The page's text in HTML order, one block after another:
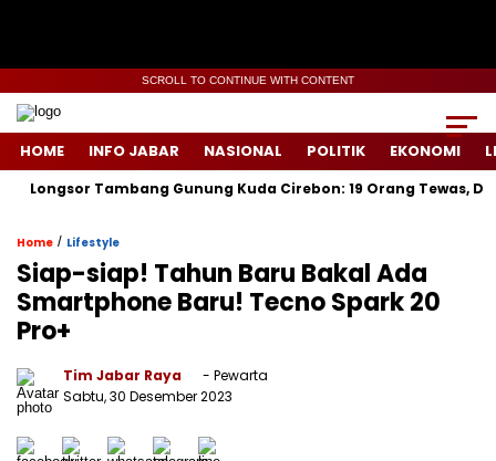
SCROLL TO CONTINUE WITH CONTENT
HOME INFO JABAR NASIONAL POLITIK EKONOMI
Tambang Gunung Kuda Cirebon: 19 Orang Tewas, Dua
Home / Lifestyle
Siap-siap! Tahun Baru Bakal Ada
Smartphone Baru! Tecno Spark 20
Pro+
Tim Jabar Raya
- Pewarta
Sabtu, 30 Desember 2023